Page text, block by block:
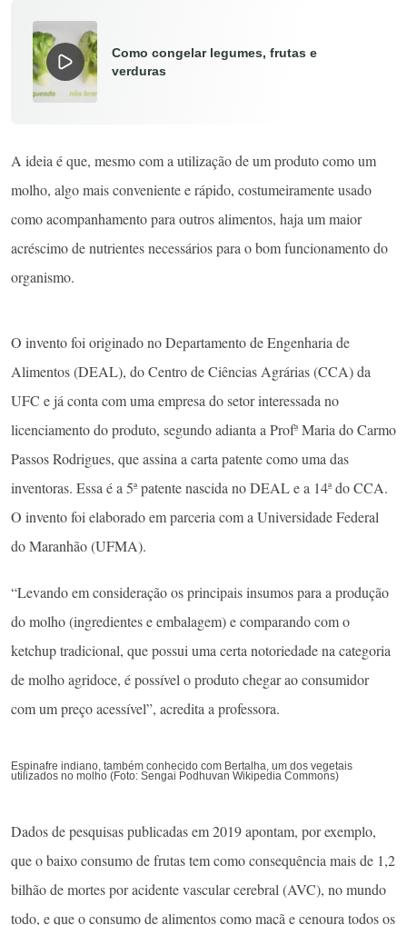
Como congelar legumes, frutas e
verduras
A ideia é que, mesmo com a utilização de um produto como um
molho, algo mais conveniente e rápido, costumeiramente usado
como acompanhamento para outros alimentos, haja um maior
acréscimo de nutrientes necessários para o bom funcionamento do
organismo.
O invento foi originado no Departamento de Engenharia de
Alimentos (DEAL), do Centro de Ciências Agrárias (CCA) da
UFC e já conta com uma empresa do setor interessada no
licenciamento do produto, segundo adianta a Profª Maria do Carmo
Passos Rodrigues, que assina a carta patente como uma das
inventoras. Essa é a 5ª patente nascida no DEAL e a 14ª do CCA.
O invento foi elaborado em parceria com a Universidade Federal
do Maranhão (UFMA).
“Levando em consideração os principais insumos para a produção
do molho (ingredientes e embalagem) e comparando com o
ketchup tradicional, que possui uma certa notoriedade na categoria
de molho agridoce, é possível o produto chegar ao consumidor
com um preço acessível”, acredita a professora.